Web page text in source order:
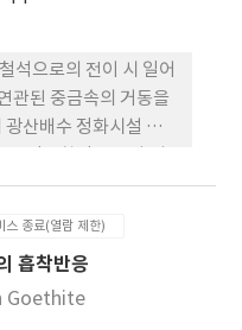
석으로의 전이 시 일어
관된 중금속의 거동을
산배수 정화시설 소택
XRD 연구결과 초기에
트마나이트는 대부분
에서만 슈베르트마나
광물 전이에 따른 외부
띄는 변화가 없는 것으
스 종료(열람 제한)
흡착반응
Goethite